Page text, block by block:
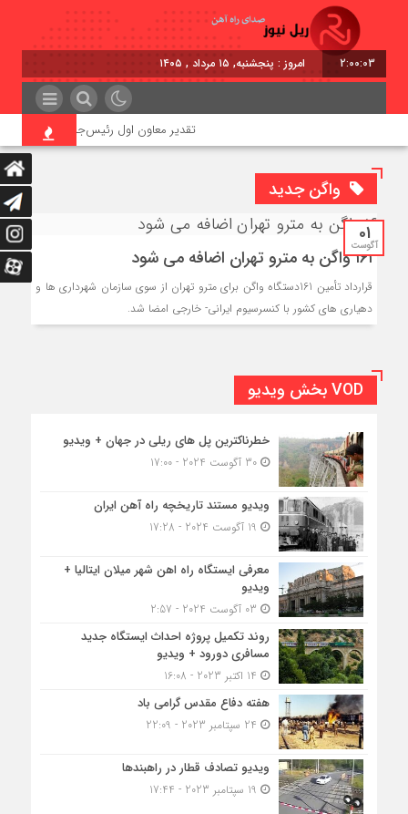
2:00:03 امروز : پنجشنبه, ۱۵ مرداد , ۱۴۰۵
تقدیر معاون اول رئیس‌جمهور از مدیرعامل
واگن جدید
01
آگوست
۱۶۱ واگن به مترو تهران اضافه می شود
قرارداد تأمین 161دستگاه واگن برای مترو تهران از سوی سازمان شهرداری ها و
دهیاری های کشور با کنسرسیوم ایرانی- خارجی امضا شد.
VOD بخش ویدیو
خطرناکترین پل های ریلی در جهان + ویدیو
30 آگوست 2024 - 17:00
ویدیو مستند تاریخچه راه آهن ایران
معرفی ایستگاه راه اهن شهر میلان ایتالیا +
ویدیو
روند تکمیل پروژه احداث ایستگاه جدید
مسافری دورود + ویدیو
هفته دفاع مقدس گرامی باد
ویدیو تصادف قطار در راهبندها